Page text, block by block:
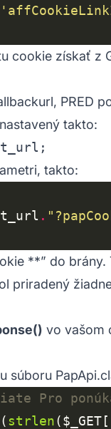
cookie získať z
PRED
takto:
takto:
.
**” do brány.
priradený
vo vašom
súboru
(strlen($_GET[